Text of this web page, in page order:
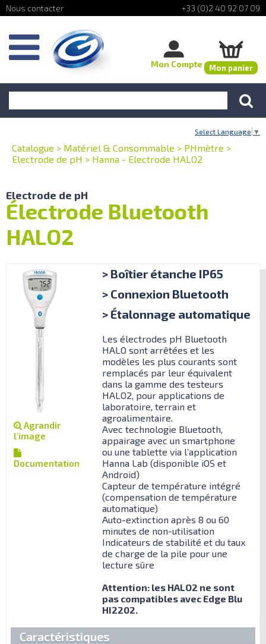
+33 (0)2 40 92 07 09
Mon Compte Mon panier
Select Language ▼
Catalogue > Matériel & Consommable > PHmètre >
Electrode de pH > Hanna - Electrode HALO2
Electrode de pH
Électrode Bluetooth
HALO2
Agrandir
l'image
Documentation
> Boîtier étanche IP65
> Connexion Bluetooth
> Étalonnage automatique
Les électrodes pH Bluetooth
HALO sont arrêtées et les
modèles les plus courants sont
remplacés par leur équivalent
dans la gamme des testeurs
HALO2, pour applications de
laboratoire, terrain et
agroalimentaire.
Avec technologie Bluetooth,
appairage avec un smartphone
ou une tablette via l’application
Hanna Lab (disponible iOS et
Android)
Capteur de température intégré
(compensation de température
automatique)
Auto-extinction après 8 ou 60
minutes de non-utilisation
Indicateurs de stabilité et du taux
de charge de la pile pour une
lecture sûre
Attention: les HALO2 ne sont
pas compatibles avec Edge Blu
HI2202.
Caractéristiques